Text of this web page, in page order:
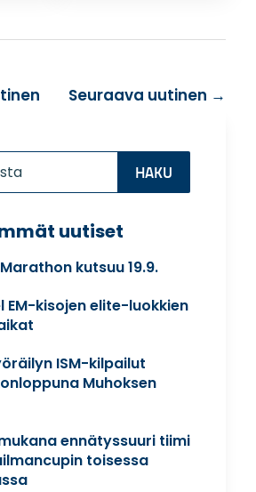
Seuraava uutinen →
uutiset
kutsuu 19.9.
EM-kisojen elite-luokkien
ISM-kilpailut
Muhoksen
ennätyssuuri tiimi
toisessa